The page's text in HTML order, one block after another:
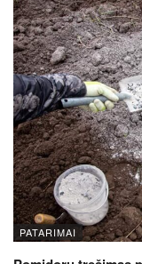
PATARIMAI